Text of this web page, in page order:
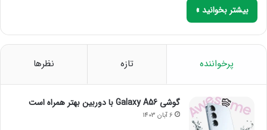
بیشتر بخوانید »
پرخواننده تازه نظرها
گوشی Galaxy A56 با دوربین بهتر همراه است
6 آبان 1403